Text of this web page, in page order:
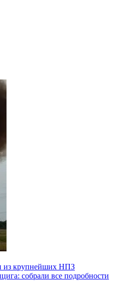
из крупнейших НПЗ
собрали все подробности